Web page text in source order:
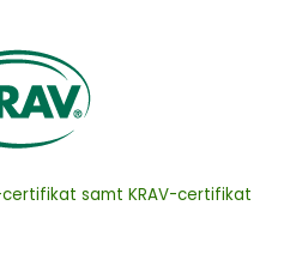
certifikat samt KRAV-certifikat